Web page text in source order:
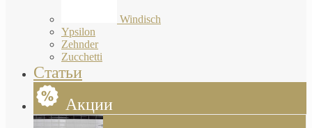
Windisch
Ypsilon
Zehnder
Zucchetti
Статьи
Акции